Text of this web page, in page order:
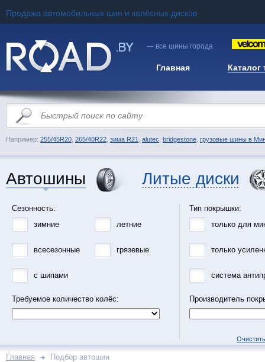
Продажа автомобильных шин и колёсных дисков
— все шины города
Главная Каталог
Например: 255/45R20 265/40R22 зима R21 alutec bridgestone грузовые шины в
Автошины Литые диски
Сезонность:
зимние
летние
всесезонные грязевые
с шипами
Требуемое количество колёс:
Тип покрышки:
только для
только
система
Производитель
Главная Подбор автошин